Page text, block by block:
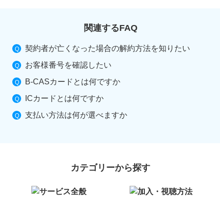
関連するFAQ
契約者が亡くなった場合の解約方法を知りたい
お客様番号を確認したい
B-CASカードとは何ですか
ICカードとは何ですか
支払い方法は何が選べますか
カテゴリーから探す